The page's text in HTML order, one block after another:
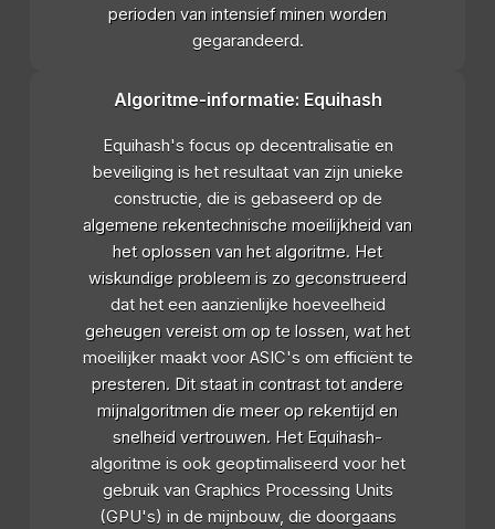
perioden van intensief minen worden
gegarandeerd.
Algoritme-informatie: Equihash
Equihash's focus op decentralisatie en
beveiliging is het resultaat van zijn unieke
constructie, die is gebaseerd op de
algemene rekentechnische moeilijkheid van
het oplossen van het algoritme. Het
wiskundige probleem is zo geconstrueerd
dat het een aanzienlijke hoeveelheid
geheugen vereist om op te lossen, wat het
moeilijker maakt voor ASIC's om efficiënt te
presteren. Dit staat in contrast tot andere
mijnalgoritmen die meer op rekentijd en
snelheid vertrouwen. Het Equihash-
algoritme is ook geoptimaliseerd voor het
gebruik van Graphics Processing Units
(GPU's) in de mijnbouw, die doorgaans